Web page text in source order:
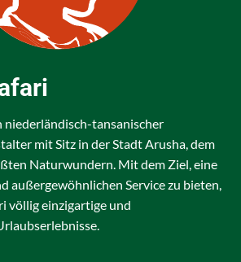
niederländisch-tansanischer
mit Sitz in der Stadt Arusha, dem
Naturwundern. Mit dem Ziel, eine
außergewöhnlichen Service zu bieten,
völlig einzigartige und